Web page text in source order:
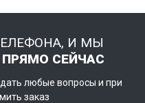
И МЫ
ПРЯМО СЕЙЧАС
любые вопросы и при
заказ